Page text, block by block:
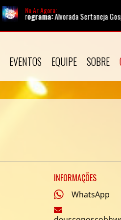
No Ar Agora:
Programa:Alvorada Sertaneja Gospel |
EVENTOS EQUIPE SOBRE
INFORMAÇÕES
WhatsApp